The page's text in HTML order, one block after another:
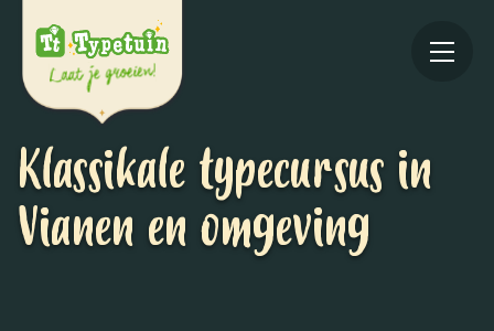
Klassikale typecursus in
Vianen en omgeving